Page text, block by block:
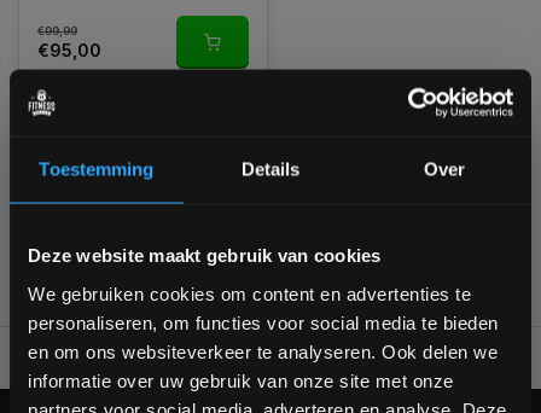
Toestemming Details Over
Deze website maakt gebruik van cookies
We gebruiken cookies om content en advertenties te
personaliseren, om functies voor social media te bieden
en om ons websiteverkeer te analyseren. Ook delen we
informatie over uw gebruik van onze site met onze
partners voor social media, adverteren en analyse. Deze
€99,99
€95,00
Voor 95% direct uit voorraad geleverd Professionele
Bam! 5% korting op je volgende
Schrijf je in voor onze nieuwsbrief om op de hoogte te
blijven over onze nieuwe producten, deals en meer
interessante info. Ontvang 5% korting op je eerstvolgende